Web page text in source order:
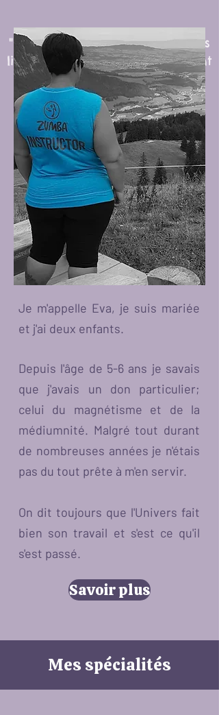
"Rien n'est impossible, seules les
limites de nos esprits définissent
certaines choses comme
inconcevables."
- Marc Levy -
Je m'appelle Eva, je suis mariée
et j'ai deux enfants.
Depuis l'âge de 5-6 ans je savais
que j'avais un don particulier;
celui du magnétisme et de la
médiumnité. Malgré tout durant
de nombreuses années je n'étais
pas du tout prête à m'en servir.
On dit toujours que l'Univers fait
bien son travail et s'est ce qu'il
s'est passé.
Savoir plus
Mes spécialités